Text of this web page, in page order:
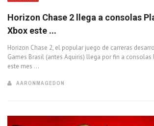
Horizon Chase 2 llega a consolas
Xbox este ...
Horizon Chase 2, el popular juego de carreras
Games Brasil (antes Aquiris) llega por fin a consolas
este mes ...
AARONMAGEDON